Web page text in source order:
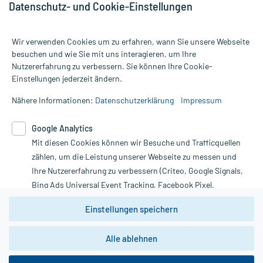
Alle Preise gelten inkl. MwSt., ggf. zzgl. Versandkosten
Informationen auf dieser Website werden ausschließlich für
die Untersuchung und Behandlung durch einen Arzt. Bitte
Therapien eingeleitet werden können. | Diese Webseite benutzt
Google Analytics. Lesen Sie bitte dazu die wichtigen Hinweise in
unserer Datenschutzerklärung. Für den Widerruf einer Bestellung
nutzen Sie das Formular:
Vertrag widerrufen
*Hinweise zu unseren Aktionen und Bewertungen
Datenschutz- und Cookie-Einstellungen
Wir verwenden Cookies um zu erfahren, wann Sie unsere Webseite
besuchen und wie Sie mit uns interagieren, um Ihre
Nutzererfahrung zu verbessern. Sie können Ihre Cookie-
Einstellungen jederzeit ändern.
Nähere Informationen: Datenschutzerklärung Impressum
Google Analytics
Mit diesen Cookies können wir Besuche und Trafficquellen
zählen, um die Leistung unserer Webseite zu messen und
Ihre Nutzererfahrung zu verbessern (Criteo, Google Signals,
Bing Ads Universal Event Tracking, Facebook Pixel,
Youtube-Social Plugin).
Wir weisen darauf hin, dass die
zwingend den Europäischen Anforderungen gem. EU-
DSGVO genügen und ein Datentransfer in Drittstaaten bzw.
Einstellungen speichern
Alle ablehnen